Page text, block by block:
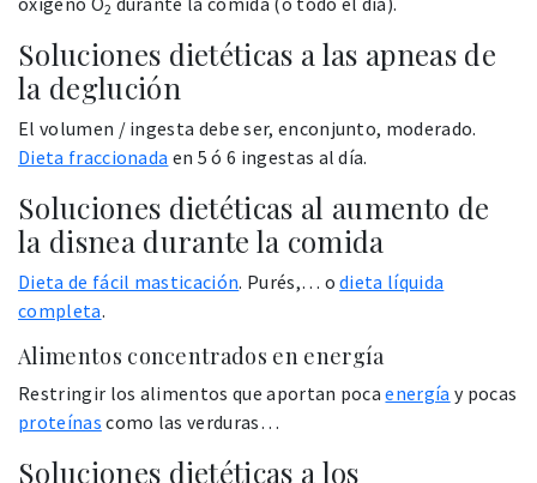
2
Soluciones dietéticas a las apneas de
la deglución
El volumen / ingesta debe ser, enconjunto, moderado.
Dieta fraccionada en 5 ó 6 ingestas al día.
Soluciones dietéticas al aumento de
la disnea durante la comida
Dieta de fácil masticación. Purés,… odieta líquida
completa.
Alimentos concentrados en energía
Restringir los alimentos que aportan pocaenergía y pocas
proteínas como las verduras…
Soluciones dietéticas a los